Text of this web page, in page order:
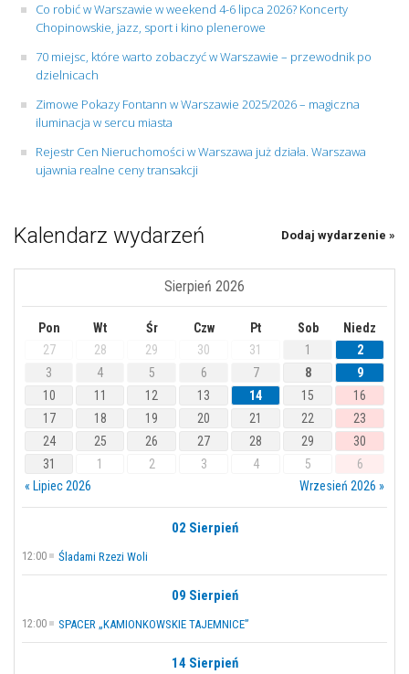
Co robić w Warszawie w weekend 4-6 lipca 2026? Koncerty
Chopinowskie, jazz, sport i kino plenerowe
70 miejsc, które warto zobaczyć w Warszawie – przewodnik po
dzielnicach
Zimowe Pokazy Fontann w Warszawie 2025/2026 – magiczna
iluminacja w sercu miasta
Rejestr Cen Nieruchomości w Warszawa już działa. Warszawa
ujawnia realne ceny transakcji
Kalendarz wydarzeń Dodaj wydarzenie »
Sierpień 2026
Pon Wt Śr Czw Pt Sob
Niedz
27
28 29 30 31 1
2
3
4 5 6 7 8
9
10
11 12 13 14 15
16
17
18 19 20 21 22
23
24
25 26 27 28 29
30
31
1 2 3 4 5
6
« Lipiec 2026
Wrzesień 2026 »
02 Sierpień
12:00 Śladami Rzezi Woli
09 Sierpień
12:00 SPACER „KAMIONKOWSKIE TAJEMNICE”
14 Sierpień